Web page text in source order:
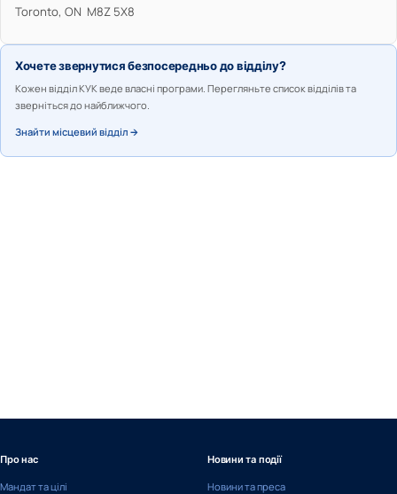
Toronto, ON M8Z 5X8
Хочете звернутися безпосередньо до відділу?
Кожен відділ КУК веде власні програми. Перегляньте список відділів та
зверніться до найближчого.
Знайти місцевий відділ →
Про нас
Мандат та цілі
Новини та події
Новини та преса